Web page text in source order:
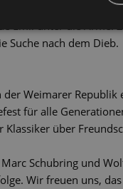
verloren. Zum
Emil unter die
Suche nach dem Dieb.
Weimarer
für alle
Klassiker über
Schubring und
Wir freuen uns,